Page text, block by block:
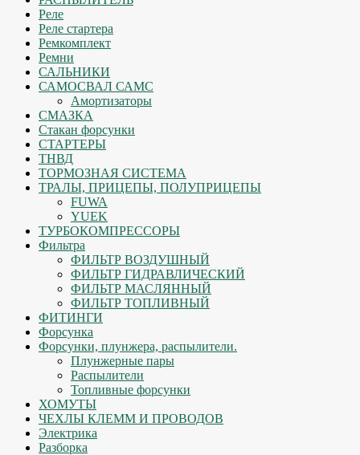
Реле
Реле стартера
Ремкомплект
Ремни
САЛЬНИКИ
САМОСВАЛ САМС
Амортизаторы
СМАЗКА
Стакан форсунки
СТАРТЕРЫ
ТНВД
ТОРМОЗНАЯ СИСТЕМА
ТРАЛЫ, ПРИЦЕПЫ, ПОЛУПРИЦЕПЫ
FUWA
YUEK
ТУРБОКОМПРЕССОРЫ
Фильтра
ФИЛЬТР ВОЗДУШНЫЙ
ФИЛЬТР ГИДРАВЛИЧЕСКИЙ
ФИЛЬТР МАСЛЯННЫЙ
ФИЛЬТР ТОПЛИВНЫЙ
ФИТИНГИ
Форсунка
Форсунки, плунжера, распылители.
Плунжерные пары
Распылители
Топливные форсунки
ХОМУТЫ
ЧЕХЛЫ КЛЕММ И ПРОВОДОВ
Электрика
Разборка